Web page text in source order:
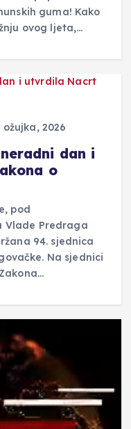
guma! Kako
ovog ljeta,…
ožujka, 2026
dan i
o
pod
Vlade Predraga
94. sjednica
Na sjednici